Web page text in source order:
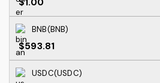
$1.00
BNB(BNB)
$593.81
USDC(USDC)